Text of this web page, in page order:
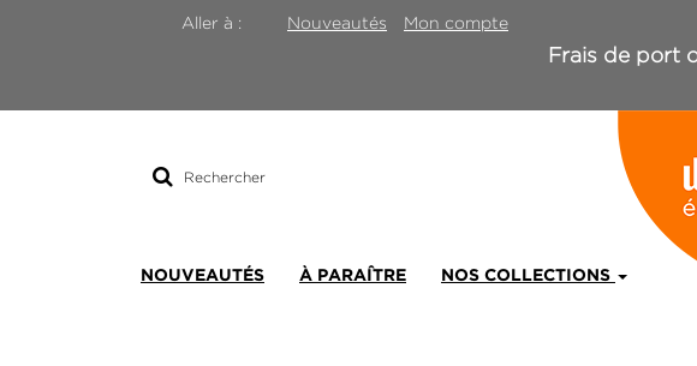
Aller à : Nouveautés Mon compte
Frais de port
Rechercher
NOUVEAUTÉS À PARAÎTRE NOS COLLECTIONS